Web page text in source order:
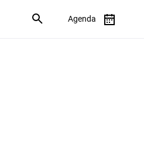
Agenda